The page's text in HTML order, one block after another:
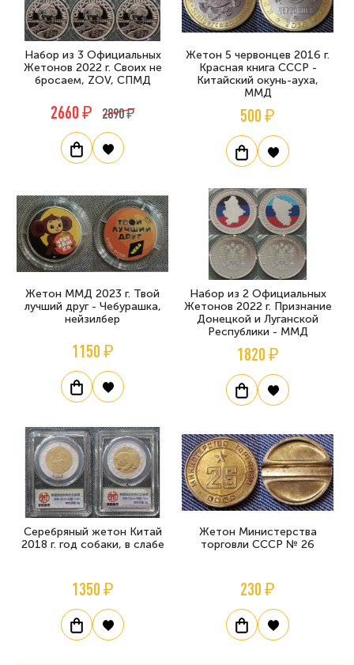
Набор из 3 Официальных
Жетонов 2022 г. Своих не
бросаем, ZOV, СПМД
2660 ₽ 2890 ₽
Жетон 5 червонцев 2016 г.
Красная книга СССР -
Китайский окунь-ауха,
ММД
500 ₽
Жетон ММД 2023 г. Твой
лучший друг - Чебурашка,
нейзилбер
1150 ₽
Набор из 2 Официальных
Жетонов 2022 г. Признание
Донецкой и Луганской
Республики - ММД
1820 ₽
Серебряный жетон Китай
2018 г. год собаки, в слабе
1350 ₽
Жетон Министерства
торговли СССР № 26
230 ₽